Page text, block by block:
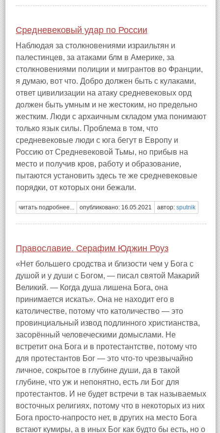
Средневековый удар по России
Наблюдая за столкновениями израильтян и
палестинцев, за атаками блм в Америке, за
столкновениями полиции и мигрантов во Франции,
я думаю, вот что. Добро должен быть с кулаками,
ответ цивилизации на атаку средневековых орд
должен быть умным и не жестоким, но предельно
жестким. Люди с архаичным складом ума понимают
только язык силы. Проблема в том, что
средневековые люди с юга бегут в Европу и
Россию от Средневековой Тьмы, но прибыв на
место и получив кров, работу и образование,
пытаются установить здесь те же средневековые
порядки, от которых они бежали.
читать подробнее... опубликовано: 16.05.2021 автор: sputnik
Православие. Серафим Юджин Роуз
«Нет большего сродства и близости чем у Бога с
душой и у души с Богом, — писал святой Макарий
Великий. — Когда душа лишена Бога, она
принимается искать». Она не находит его в
католичестве, потому что католичество — это
провинциальный извод подлинного христианства,
засорённый человеческими домыслами. Не
встретит она Бога и в протестантстве, потому что
для протестантов Бог — это что-то чрезвычайно
личное, сокрытое в глубине души, да в такой
глубине, что уж и непонятно, есть ли Бог для
протестантов. И не будет встречи в так называемых
восточных религиях, потому что в некоторых из них
Бога просто-напросто нет, в других на место Бога
встают кумиры, а в иных Бог как будто бы есть, но о